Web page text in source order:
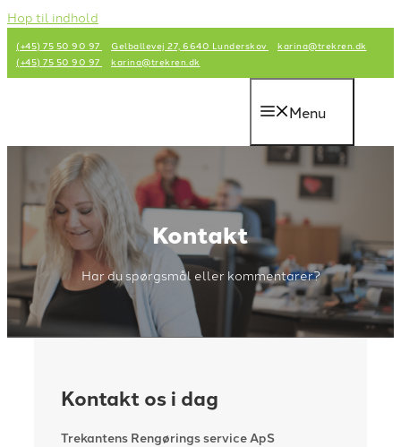
Hop til indhold
(+45) 75 50 90 97 Gelballevej 27, 6640 Lunderskov
karina@trekren.dk
(+45) 75 50 90 97
karina@trekren.dk
Menu
Kontakt
Har du spørgsmål eller kommentarer?
Kontakt os i dag
Trekantens Rengørings service ApS